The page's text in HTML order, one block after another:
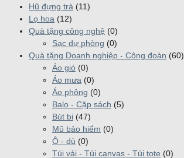
Hũ đựng trà (11)
Lọ hoa (12)
Quà tặng công nghệ (0)
Sạc dự phòng (0)
Quà tặng Doanh nghiệp - Công đoàn (60)
Áo gió (0)
Áo mưa (0)
Áo phông (0)
Balo - Cặp sách (5)
Bút bi (47)
Mũ bảo hiểm (0)
Ô - dù (0)
Túi vải - Túi canvas - Túi tote (0)